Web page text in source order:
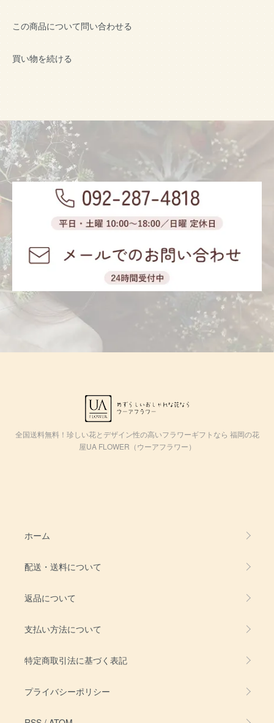
この商品について問い合わせる
買い物を続ける
全国送料無料！珍しい花とデザイン性の高いフラワーギフトなら 福岡の花
屋UA FLOWER（ウーアフラワー）
ホーム
配送・送料について
返品について
支払い方法について
特定商取引法に基づく表記
プライバシーポリシー